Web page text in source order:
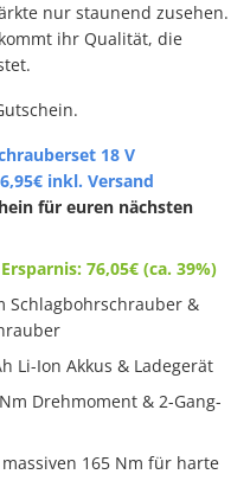
nur staunend zusehen.
ihr Qualität, die
18 V
inkl. Versand
für euren nächsten
Ersparnis: 76,05€ (ca. 39%)
Schlagbohrschrauber &
Li-Ion Akkus & Ladegerät
Drehmoment & 2-Gang-
165 Nm für harte